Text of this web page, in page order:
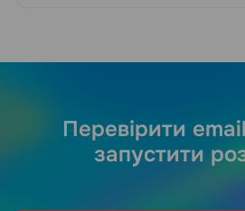
Перевірити
запустити